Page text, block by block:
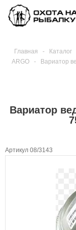
Главная - Каталог
ARGO
- Вариатор
Вариатор
Артикул 08/3143